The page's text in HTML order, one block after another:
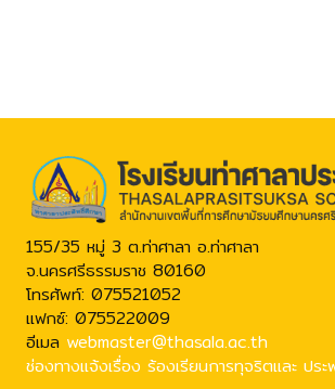
155/35 หมู่ 3 ต.ท่าศาลา อ.ท่าศาลา
จ.นครศรีธรรมราช 80160
โทรศัพท์: 075521052
แฟกซ์: 075522009
อีเมล webmaster@thasala.ac.th
ช่องทางแจ้งเรื่อง ร้องเรียนการทุจริตและ ปร